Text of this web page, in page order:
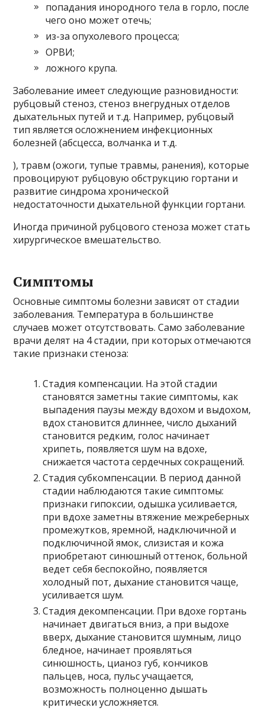
попадания инородного тела в горло, после
чего оно может отечь;
из-за опухолевого процесса;
ОРВИ;
ложного крупа.
Заболевание имеет следующие разновидности:
рубцовый стеноз, стеноз внегрудных отделов
дыхательных путей и т.д. Например, рубцовый
тип является осложнением инфекционных
болезней (абсцесса, волчанка и т.д.
), травм (ожоги, тупые травмы, ранения), которые
провоцируют рубцовую обструкцию гортани и
развитие синдрома хронической
недостаточности дыхательной функции гортани.
Иногда причиной рубцового стеноза может стать
хирургическое вмешательство.
Симптомы
Основные симптомы болезни зависят от стадии
заболевания. Температура в большинстве
случаев может отсутствовать. Само заболевание
врачи делят на 4 стадии, при которых отмечаются
такие признаки стеноза:
Стадия компенсации. На этой стадии
становятся заметны такие симптомы, как
выпадения паузы между вдохом и выдохом,
вдох становится длиннее, число дыханий
становится редким, голос начинает
хрипеть, появляется шум на вдохе,
снижается частота сердечных сокращений.
Стадия субкомпенсации. В период данной
стадии наблюдаются такие симптомы:
признаки гипоксии, одышка усиливается,
при вдохе заметны втяжение межреберных
промежутков, яремной, надключичной и
подключичной ямок, слизистая и кожа
приобретают синюшный оттенок, больной
ведет себя беспокойно, появляется
холодный пот, дыхание становится чаще,
усиливается шум.
Стадия декомпенсации. При вдохе гортань
начинает двигаться вниз, а при выдохе
вверх, дыхание становится шумным, лицо
бледное, начинает проявляться
синюшность, цианоз губ, кончиков
пальцев, носа, пульс учащается,
возможность полноценно дышать
критически усложняется.